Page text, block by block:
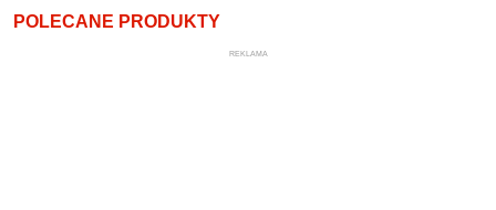
POLECANE PRODUKTY
REKLAMA